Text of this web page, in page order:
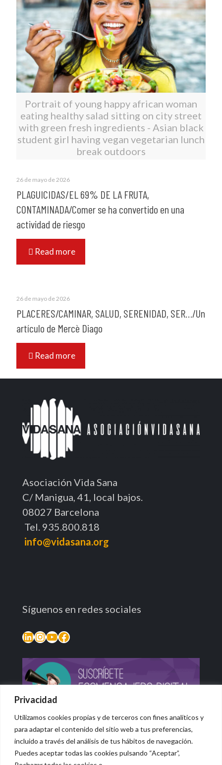
Privacidad
Utilizamos cookies propias y de terceros con fines analíticos y
para adaptar el contenido del sitio web a tus preferencias,
incluido a través del análisis de tus hábitos de navegación.
Puedes aceptar todas las cookies pulsando “Aceptar”,
Portrait of young happy african woman
eating healthy salad sitting on city street
with green fresh ingredients - Asian black
student girl having vegan vegetarian lunch
break outdoors
26 de mayo de 2026
PLAGUICIDAS/EL 69% DE LA FRUTA,
CONTAMINADA/Comer se ha convertido en una
actividad de riesgo
Read more
26 de mayo de 2026
PLACERES/CAMINAR, SALUD, SERENIDAD, SER…/Un
artículo de Mercè Diago
Read more
Asociación Vida Sana
C/ Manigua, 41, local bajos.
08027 Barcelona
Tel. 935.800.818
info@vidasana.org
Síguenos en redes sociales
LinkedIn
Instagram
YouTube
Facebook